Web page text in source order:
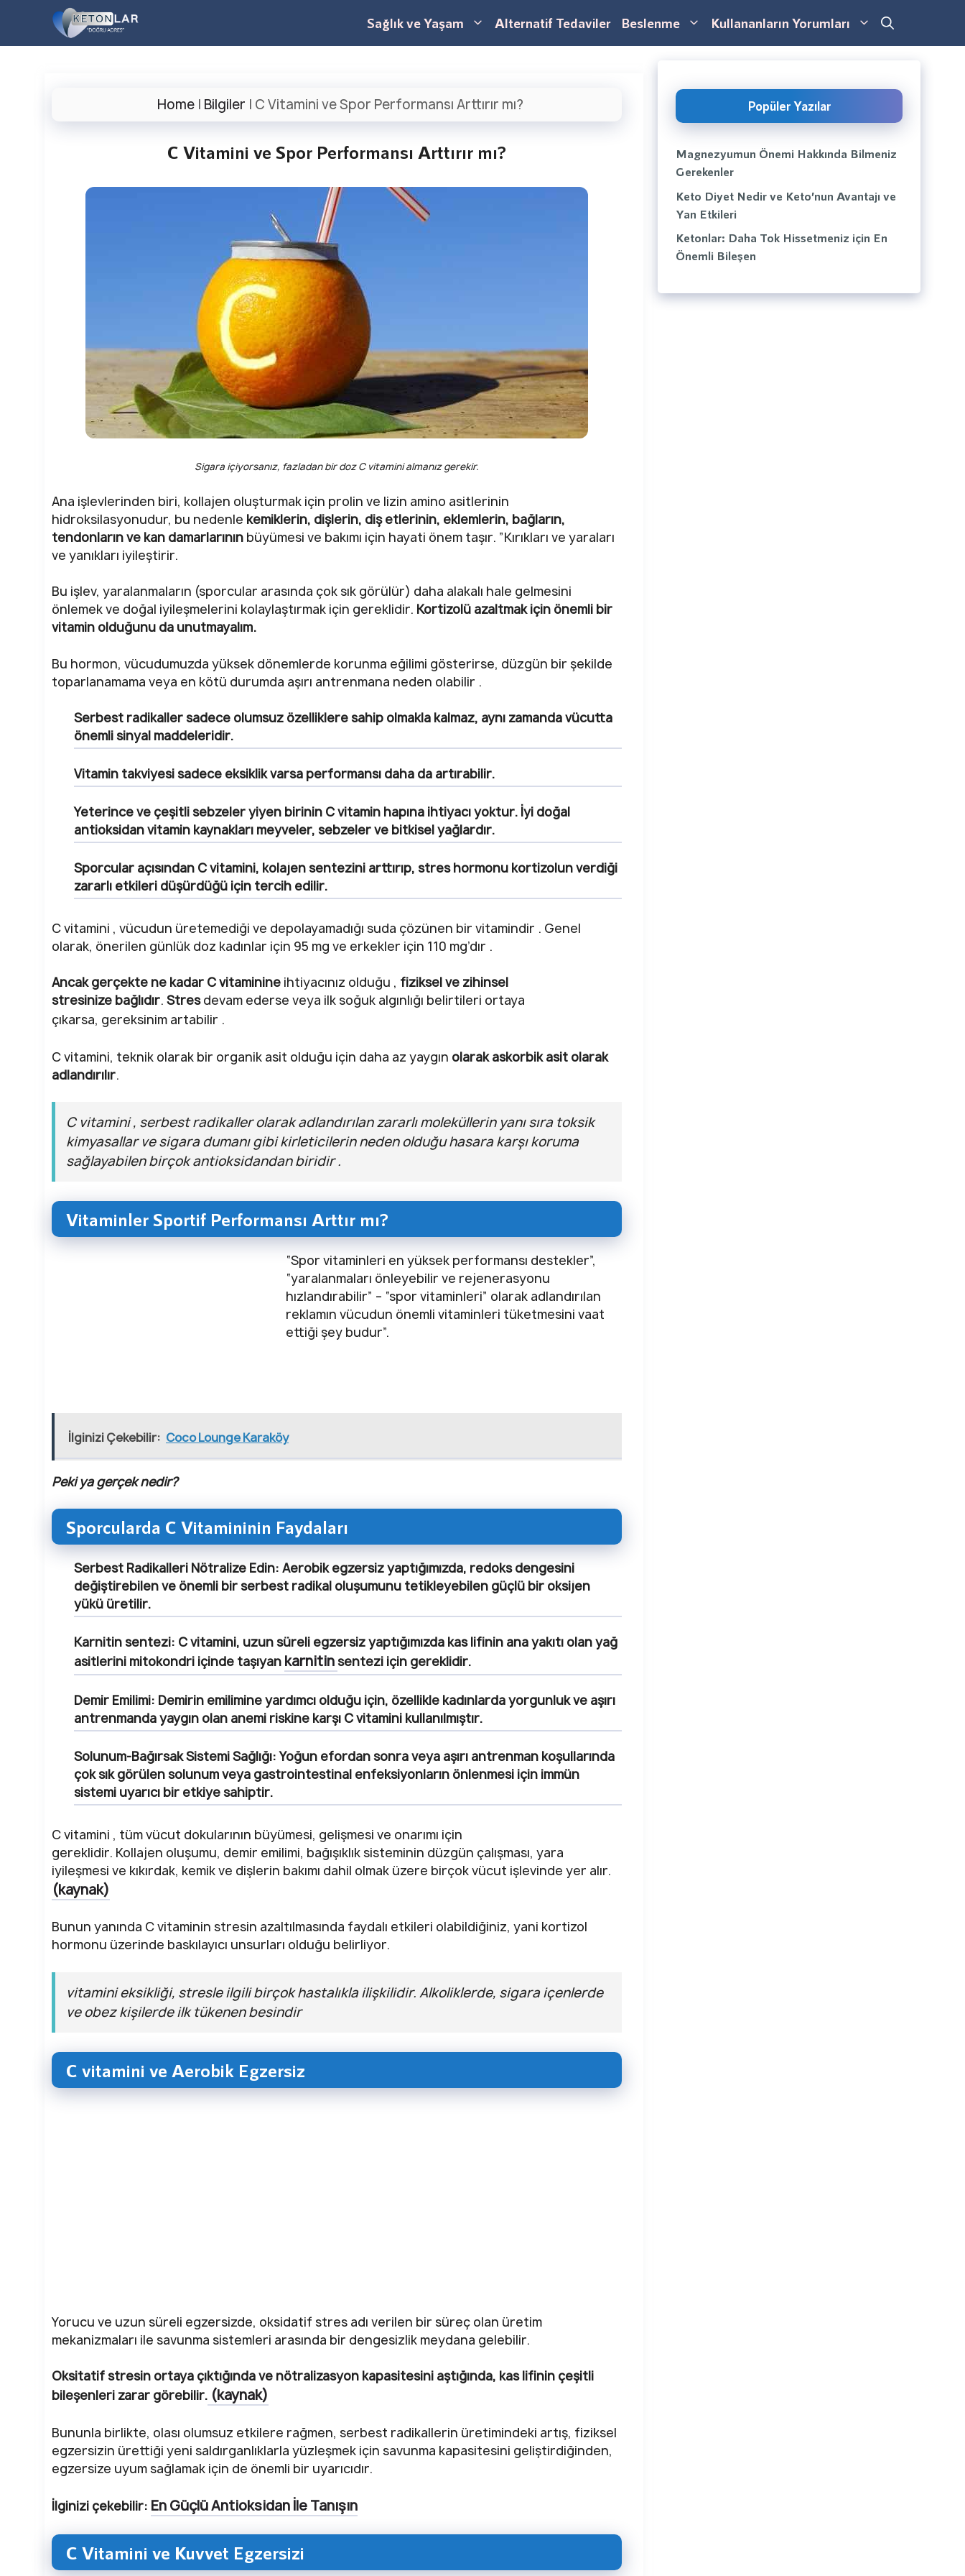
Sağlık ve Yaşam Alternatif Tedaviler Beslenme Kullananların Yorumları
Home | Bilgiler | C Vitamini ve Spor Performansı Arttırır mı?
C Vitamini ve Spor Performansı Arttırır mı?
Sigara içiyorsanız, fazladan bir doz C vitamini almanız gerekir.
Ana işlevlerinden biri, kollajen oluşturmak için prolin ve lizin amino asitlerinin
hidroksilasyonudur, bu nedenle kemiklerin, dişlerin, diş etlerinin, eklemlerin, bağların,
tendonların ve kan damarlarının büyümesi ve bakımı için hayati önem taşır. ”Kırıkları ve yaraları
ve yanıkları iyileştirir.
Bu işlev, yaralanmaların (sporcular arasında çok sık görülür) daha alakalı hale gelmesini
önlemek ve doğal iyileşmelerini kolaylaştırmak için gereklidir. Kortizolü azaltmak için önemli bir
vitamin olduğunu da unutmayalım.
Bu hormon, vücudumuzda yüksek dönemlerde korunma eğilimi gösterirse, düzgün bir şekilde
toparlanamama veya en kötü durumda aşırı antrenmana neden olabilir .
Serbest radikaller sadece olumsuz özelliklere sahip olmakla kalmaz, aynı zamanda vücutta
önemli sinyal maddeleridir.
Vitamin takviyesi sadece eksiklik varsa performansı daha da artırabilir.
Yeterince ve çeşitli sebzeler yiyen birinin C vitamin hapına ihtiyacı yoktur. İyi doğal
antioksidan vitamin kaynakları meyveler, sebzeler ve bitkisel yağlardır.
Sporcular açısından C vitamini, kolajen sentezini arttırıp, stres hormonu kortizolun verdiği
zararlı etkileri düşürdüğü için tercih edilir.
C vitamini , vücudun üretemediği ve depolayamadığı suda çözünen bir vitamindir . Genel
olarak, önerilen günlük doz kadınlar için 95 mg ve erkekler için 110 mg’dır .
Ancak gerçekte ne kadar C vitaminine ihtiyacınız olduğu , fiziksel ve zihinsel
stresinize bağlıdır. Stresdevam ederse veya ilk soğuk algınlığı belirtileri ortaya
çıkarsa, gereksinim artabilir .
C vitamini, teknik olarak bir organik asit olduğu için daha az yaygın olarak askorbik asit olarak
adlandırılır.
C vitamini , serbest radikaller olarak adlandırılan zararlı moleküllerin yanı sıra toksik
kimyasallar ve sigara dumanı gibi kirleticilerin neden olduğu hasara karşı koruma
sağlayabilen birçok antioksidandan biridir .
Vitaminler Sportif Performansı Arttır mı?
“Spor vitaminleri en yüksek performansı destekler”,
“yaralanmaları önleyebilir ve rejenerasyonu
hızlandırabilir” – “spor vitaminleri” olarak adlandırılan
reklamın vücudun önemli vitaminleri tüketmesini vaat
ettiği şey budur”.
İlginizi Çekebilir: Coco Lounge Karaköy
Peki ya gerçek nedir?
Sporcularda C Vitamininin Faydaları
Serbest Radikalleri Nötralize Edin: Aerobik egzersiz yaptığımızda, redoks dengesini
değiştirebilen ve önemli bir serbest radikal oluşumunu tetikleyebilen güçlü bir oksijen
yükü üretilir.
Karnitin sentezi: C vitamini, uzun süreli egzersiz yaptığımızda kas lifinin ana yakıtı olan yağ
asitlerini mitokondri içinde taşıyan karnitinsentezi için gereklidir.
Demir Emilimi: Demirin emilimine yardımcı olduğu için, özellikle kadınlarda yorgunluk ve aşırı
antrenmanda yaygın olan anemi riskine karşı C vitamini kullanılmıştır.
Solunum-Bağırsak Sistemi Sağlığı: Yoğun efordan sonra veya aşırı antrenman koşullarında
çok sık görülen solunum veya gastrointestinal enfeksiyonların önlenmesi için immün
sistemi uyarıcı bir etkiye sahiptir.
C vitamini , tüm vücut dokularının büyümesi, gelişmesi ve onarımı için
gereklidir. Kollajen oluşumu, demir emilimi, bağışıklık sisteminin düzgün çalışması, yara
iyileşmesi ve kıkırdak, kemik ve dişlerin bakımı dahil olmak üzere birçok vücut işlevinde yer alır.
(kaynak)
Bunun yanında C vitaminin stresin azaltılmasında faydalı etkileri olabildiğiniz, yani kortizol
hormonu üzerinde baskılayıcı unsurları olduğu belirliyor.
vitamini eksikliği, stresle ilgili birçok hastalıkla ilişkilidir. Alkoliklerde, sigara içenlerde
ve obez kişilerde ilk tükenen besindir
C vitamini ve Aerobik Egzersiz
Yorucu ve uzun süreli egzersizde, oksidatif stres adı verilen bir süreç olan üretim
mekanizmaları ile savunma sistemleri arasında bir dengesizlik meydana gelebilir.
Oksitatif stresin ortaya çıktığında ve nötralizasyon kapasitesini aştığında, kas lifinin çeşitli
bileşenleri zarar görebilir. (kaynak)
Bununla birlikte, olası olumsuz etkilere rağmen, serbest radikallerin üretimindeki artış, fiziksel
egzersizin ürettiği yeni saldırganlıklarla yüzleşmek için savunma kapasitesini geliştirdiğinden,
egzersize uyum sağlamak için de önemli bir uyarıcıdır.
İlginizi çekebilir: En Güçlü Antioksidan İle Tanışın
C Vitamini ve Kuvvet Egzersizi
Popüler Yazılar
Magnezyumun Önemi Hakkında Bilmeniz
Gerekenler
Keto Diyet Nedir ve Keto’nun Avantajı ve
Yan Etkileri
Ketonlar: Daha Tok Hissetmeniz için En
Önemli Bileşen